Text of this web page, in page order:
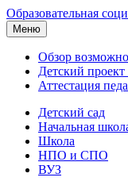
Образовательная
Меню
Обзор
Детский
Аттестация
Детский сад
Начальная
Школа
НПО и СПО
ВУЗ